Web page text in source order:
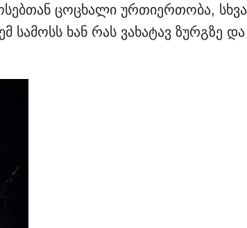
ცოცხალი ურთიერთობა, სხვა
სამოსს ხან რას ვახატავ ზურგზე და